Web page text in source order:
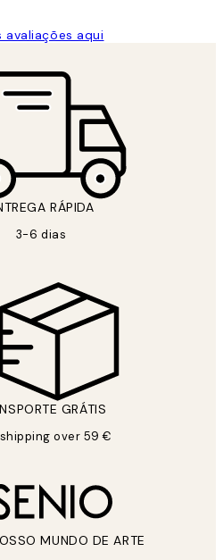
avaliações aqui
RÁPIDA
3-6 dias
GRÁTIS
over 59 €
MUNDO DE ARTE